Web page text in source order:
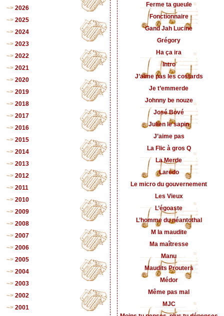
2026
2025
2024
2023
2022
2021
2020
2019
2018
2017
2016
2015
2014
2013
2012
2011
2010
2009
2008
2007
2006
2005
2004
2003
2002
2001
Ferme ta gueule
Fonctionnaire
Gand Jah Lucine
Grégory
Ha ça ira
Intro
J’aime pas les costards
Je t’emmerde
Johnny be nouze
José Bové
Julien le sapin
J’aime pas
La Flic à gros Q
La Merde
Laredo
Le micro du gouvernement
Les Vieux
L’égoaste
L’homme du néantothal
M la maudite
Ma maîtresse
Manu
Maudits Prouters
Médor
Même pas mal
MJC